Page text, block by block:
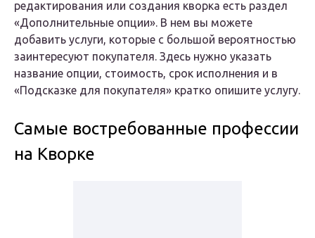
редактирования или создания кворка есть раздел
«Дополнительные опции». В нем вы можете
добавить услуги, которые с большой вероятностью
заинтересуют покупателя. Здесь нужно указать
название опции, стоимость, срок исполнения и в
«Подсказке для покупателя» кратко опишите услугу.
Самые востребованные профессии
на Кворке